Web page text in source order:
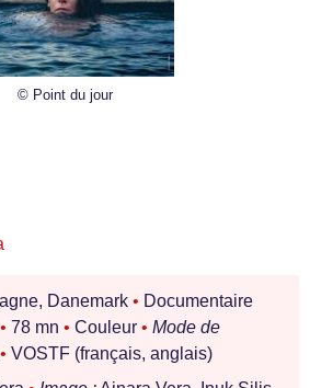
© Point du jour
Danemark • Documentaire
• 78 mn • Couleur • Mode de
• VOSTF (français, anglais)